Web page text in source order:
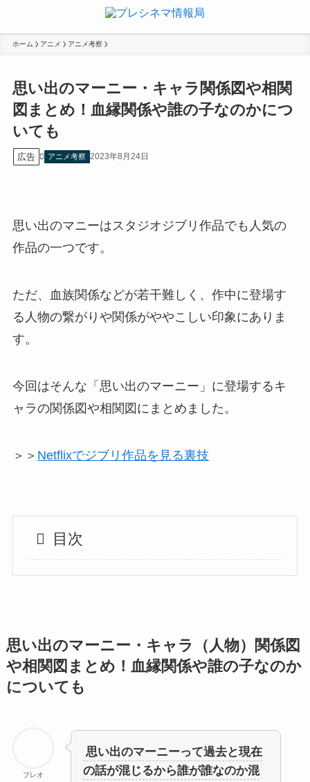
ホーム アニメ アニメ考察
思い出のマーニー・キャラ関係図や相関
図まとめ！血縁関係や誰の子なのかにつ
いても
広告 アニメ考察 2023年8月24日
思い出のマニーはスタジオジブリ作品でも人気の
作品の一つです。
ただ、血族関係などが若干難しく、作中に登場す
る人物の繋がりや関係がややこしい印象にありま
す。
今回はそんな「思い出のマーニー」に登場するキ
ャラの関係図や相関図にまとめました。
＞＞ Netflixでジブリ作品を見る裏技
目次
思い出のマーニー・キャラ（人物）関係図
や相関図まとめ！血縁関係や誰の子なのか
についても
プレオ
思い出のマーニーって過去と現在
の話が混じるから誰が誰なのか混